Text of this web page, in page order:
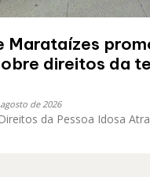
Marataízes
direitos da
de 2026
da Pessoa Idosa